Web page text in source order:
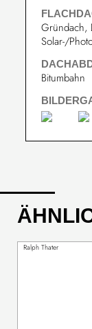
Gründach,
Solar-/
Bitumbahn
Ralph Thater